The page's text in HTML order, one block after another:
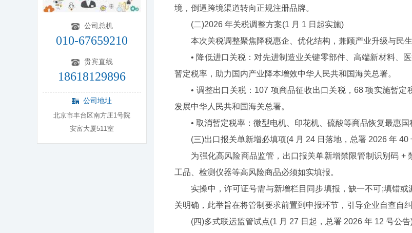
公司总机
010-67659210
贵宾直线
18618129896
公司地址
北京市丰台区南方庄1号院
安富大厦511室
境，倒逼跨境渠道转向正规注册品牌。
(二)2026 年关税调整方案(1 月 1 日起实施)
本次关税调整聚焦降税惠企、优化结构，兼顾产业升级与民生
• 降低进口关税：对先进制造业关键零部件、高端新材料、
暂定税率，助力国内产业降本增效中华人民共和国海关总署。
• 调整出口关税：107 项商品征收出口关税，68 项实施暂定
发展中华人民共和国海关总署。
• 取消暂定税率：微型电机、印花机、硫酸等商品恢复最惠国
(三)出口报关单新增必填项(4 月 24 日落地，总署 2026 年 40
为强化高风险商品监管，出口报关单新增禁限管制识别码 +
工品、检测仪器等高风险商品必须如实填报。
实操中，许可证号需与新增栏目同步填报，缺一不可;填错或
关明确，此举旨在将管制要求前置到申报环节，引导企业自查自
(四)多式联运监管试点(1 月 27 日起，总署 2026 年 12 号公告